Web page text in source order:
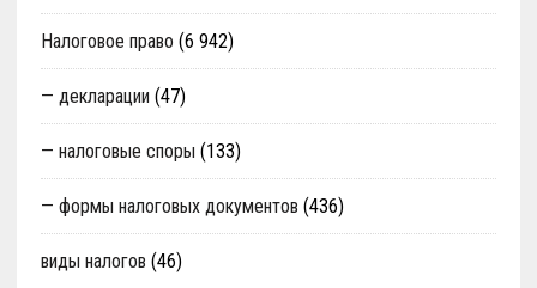
Налоговое право (6 942)
— декларации (47)
— налоговые споры (133)
— формы налоговых документов (436)
виды налогов (46)